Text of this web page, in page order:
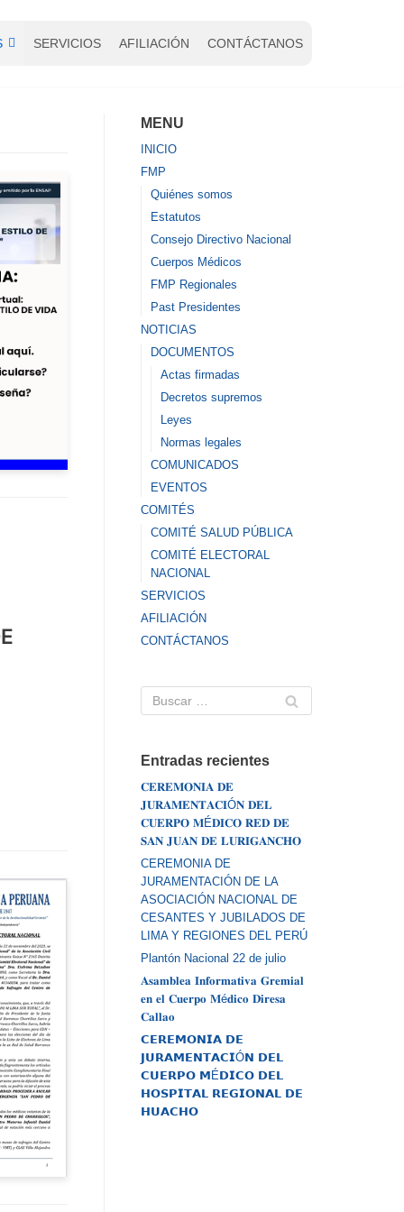
SERVICIOS AFILIACIÓN CONTÁCTANOS
MENU
INICIO
FMP
Quiénes somos
Estatutos
Consejo Directivo Nacional
Cuerpos Médicos
FMP Regionales
Past Presidentes
NOTICIAS
DOCUMENTOS
Actas firmadas
Decretos supremos
Leyes
Normas legales
COMUNICADOS
EVENTOS
COMITÉS
COMITÉ SALUD PÚBLICA
COMITÉ ELECTORAL
NACIONAL
SERVICIOS
AFILIACIÓN
CONTÁCTANOS
Entradas recientes
𝐂𝐄𝐑𝐄𝐌𝐎𝐍𝐈𝐀 𝐃𝐄
𝐉𝐔𝐑𝐀𝐌𝐄𝐍𝐓𝐀𝐂𝐈Ó𝐍 𝐃𝐄𝐋
𝐂𝐔𝐄𝐑𝐏𝐎 𝐌É𝐃𝐈𝐂𝐎 𝐑𝐄𝐃 𝐃𝐄
𝐒𝐀𝐍 𝐉𝐔𝐀𝐍 𝐃𝐄 𝐋𝐔𝐑𝐈𝐆𝐀𝐍𝐂𝐇𝐎
CEREMONIA DE
JURAMENTACIÓN DE LA
ASOCIACIÓN NACIONAL DE
CESANTES Y JUBILADOS DE
LIMA Y REGIONES DEL PERÚ
Plantón Nacional 22 de julio
𝐀𝐬𝐚𝐦𝐛𝐥𝐞𝐚 𝐈𝐧𝐟𝐨𝐫𝐦𝐚𝐭𝐢𝐯𝐚 𝐆𝐫𝐞𝐦𝐢𝐚𝐥
𝐞𝐧 𝐞𝐥 𝐂𝐮𝐞𝐫𝐩𝐨 𝐌é𝐝𝐢𝐜𝐨 𝐃𝐢𝐫𝐞𝐬𝐚
𝐂𝐚𝐥𝐥𝐚𝐨
𝗖𝗘𝗥𝗘𝗠𝗢𝗡𝗜𝗔 𝗗𝗘
𝗝𝗨𝗥𝗔𝗠𝗘𝗡𝗧𝗔𝗖𝗜Ó𝗡 𝗗𝗘𝗟
𝗖𝗨𝗘𝗥𝗣𝗢 𝗠É𝗗𝗜𝗖𝗢 𝗗𝗘𝗟
𝗛𝗢𝗦𝗣𝗜𝗧𝗔𝗟 𝗥𝗘𝗚𝗜𝗢𝗡𝗔𝗟 𝗗𝗘
𝗛𝗨𝗔𝗖𝗛𝗢